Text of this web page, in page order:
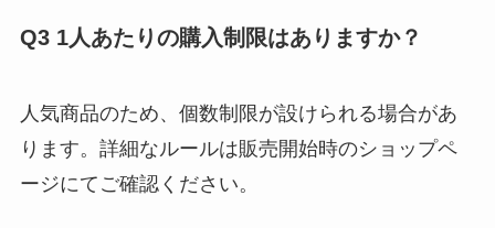
Q3 1人あたりの購入制限はありますか？
人気商品のため、個数制限が設けられる場合があ
ります。詳細なルールは販売開始時のショップペ
ージにてご確認ください。